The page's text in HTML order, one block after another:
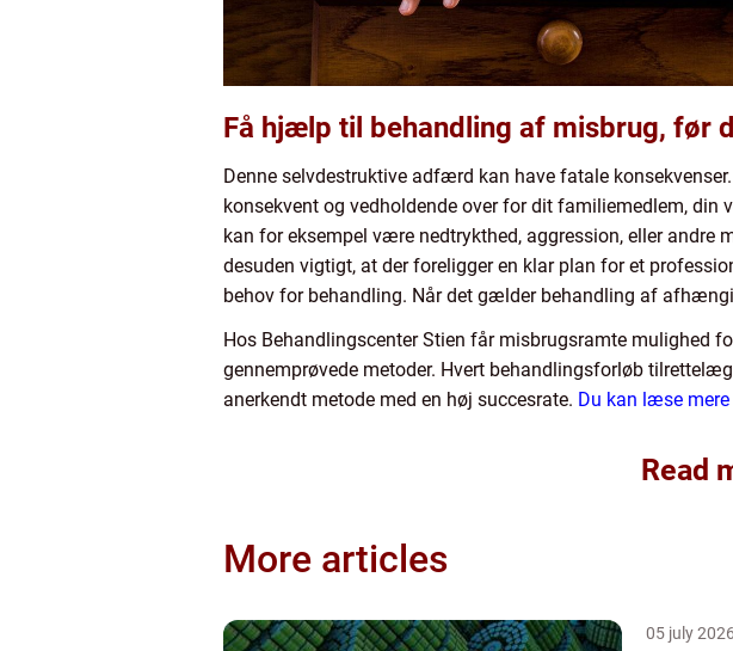
Få hjælp til behandling af misbrug, før
Denne selvdestruktive adfærd kan have fatale
konsekvent og vedholdende over for dit familiemedlem, din
kan for eksempel være nedtrykthed, aggression, eller
desuden vigtigt, at der foreligger en klar plan for et
behov for behandling. Når det gælder behandling af
Hos Behandlingscenter Stien får misbrugsramte mulighed
gennemprøvede metoder. Hvert behandlingsforløb
anerkendt metode med en høj succesrate. Du kan læse
Read
More articles
05 july 2026